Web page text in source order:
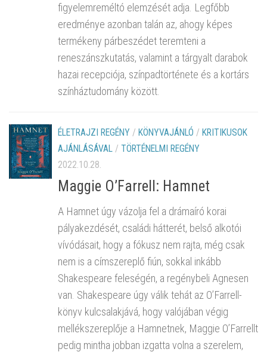
figyelemreméltó elemzését adja. Legfőbb
eredménye azonban talán az, ahogy képes
termékeny párbeszédet teremteni a
reneszánszkutatás, valamint a tárgyalt darabok
hazai recepciója, színpadtörténete és a kortárs
színháztudomány között.
ÉLETRAJZI REGÉNY / KÖNYVAJÁNLÓ / KRITIKUSOK
AJÁNLÁSÁVAL / TÖRTÉNELMI REGÉNY
2022.10.28.
Maggie O’Farrell: Hamnet
A Hamnet úgy vázolja fel a drámaíró korai
pályakezdését, családi hátterét, belső alkotói
vívódásait, hogy a fókusz nem rajta, még csak
nem is a címszereplő fiún, sokkal inkább
Shakespeare feleségén, a regénybeli Agnesen
van. Shakespeare úgy válik tehát az O’Farrell-
könyv kulcsalakjává, hogy valójában végig
mellékszereplője a Hamnetnek, Maggie O’Farrellt
pedig mintha jobban izgatta volna a szerelem,